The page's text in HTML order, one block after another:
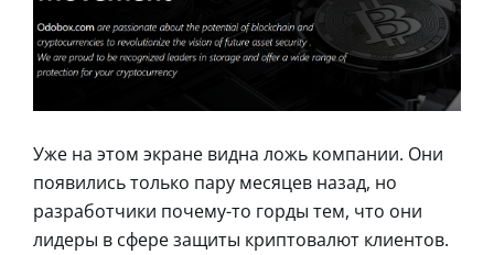
Уже на этом экране видна ложь компании. Они
появились только пару месяцев назад, но
разработчики почему-то горды тем, что они
лидеры в сфере защиты криптовалют клиентов.